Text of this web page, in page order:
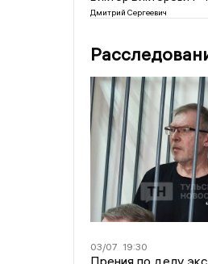
Дмитрий Сергеевич
03/07 19:30
Прения по делу